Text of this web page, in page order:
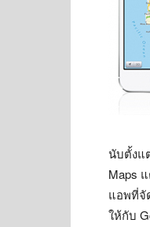
นับตั้งแ
Maps
แอพที่จั
ให้กับ